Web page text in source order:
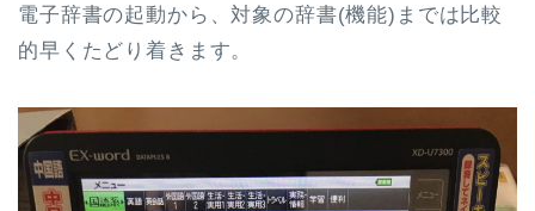
電子辞書の起動から、対象の辞書(機能)までは比較
的早くたどり着きます。